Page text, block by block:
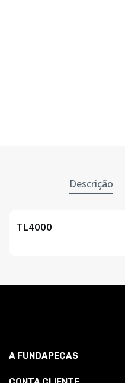
Descrição
TL4000
A FUNDAPEÇAS